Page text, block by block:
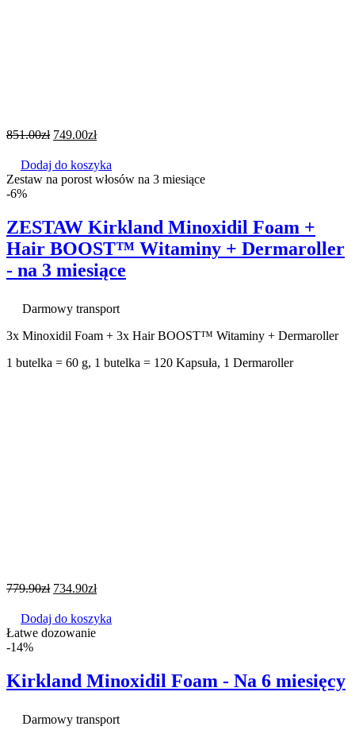
851.00zł 749.00zł
Dodaj do koszyka
Zestaw na porost włosów na 3 miesiące
-6%
ZESTAW Kirkland Minoxidil Foam +
Hair BOOST™ Witaminy + Dermaroller
- na 3 miesiące
Darmowy transport
3x Minoxidil Foam + 3x Hair BOOST™ Witaminy + Dermaroller
1 butelka = 60 g, 1 butelka = 120 Kapsuła, 1 Dermaroller
779.90zł 734.90zł
Dodaj do koszyka
Łatwe dozowanie
-14%
Kirkland Minoxidil Foam - Na 6 miesięcy
Darmowy transport